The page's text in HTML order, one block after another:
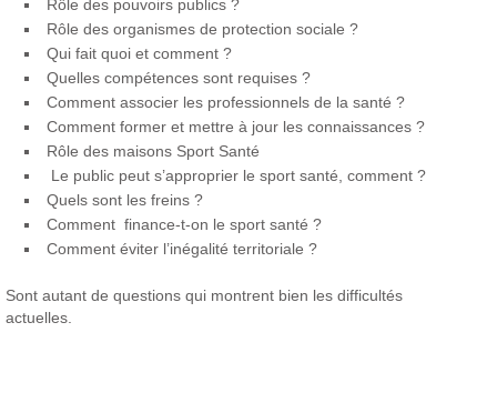
Rôle des pouvoirs publics ?
Rôle des organismes de protection sociale ?
Qui fait quoi et comment ?
Quelles compétences sont requises ?
Comment associer les professionnels de la santé ?
Comment former et mettre à jour les connaissances ?
Rôle des maisons Sport Santé
Le public peut s’approprier le sport santé, comment ?
Quels sont les freins ?
Comment finance-t-on le sport santé ?
Comment éviter l’inégalité territoriale ?
Sont autant de questions qui montrent bien les difficultés
actuelles.